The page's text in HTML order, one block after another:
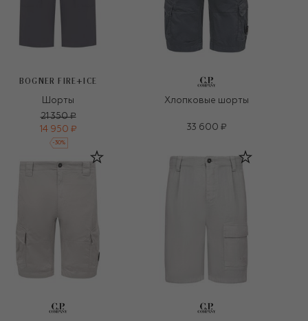
BOGNER FIRE+ICE
Шорты
21 350 ₽
14 950 ₽
-30%
Хлопковые шорты
33 600 ₽